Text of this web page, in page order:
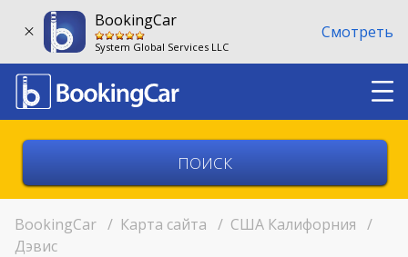
BookingCar
System Global Services LLC
Смотреть
Выберите город
BookingCar / Карта сайта / США Калифорния /
Дэвис